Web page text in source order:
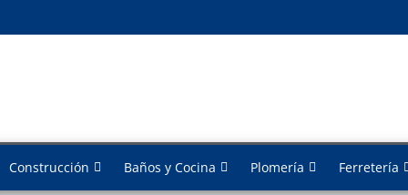
Construcción Baños y Cocina Plomería Ferretería